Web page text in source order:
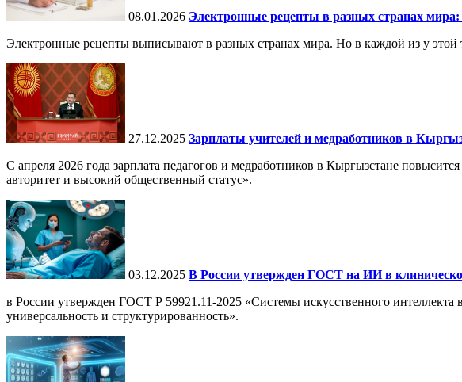
08.01.2026 Электронные рецепты в разных странах мира:
Электронные рецепты выписывают в разных странах мира. Но в каждой из у этой
27.12.2025 Зарплаты учителей и медработников в
С апреля 2026 года зарплата педагогов и медработников в Кыргызстане
авторитет и высокий общественный статус».
03.12.2025 В России утвержден ГОСТ на ИИ в
в России утвержден ГОСТ Р 59921.11-2025 «Системы искусственного
универсальность и структурированность».